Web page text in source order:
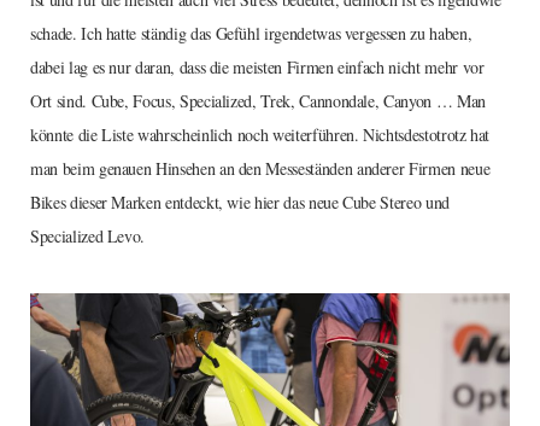
schade. Ich hatte ständig das Gefühl irgendetwas vergessen zu haben,
dabei lag es nur daran, dass die meisten Firmen einfach nicht mehr vor
Ort sind. Cube, Focus, Specialized, Trek, Cannondale, Canyon … Man
könnte die Liste wahrscheinlich noch weiterführen. Nichtsdestotrotz hat
man beim genauen Hinsehen an den Messeständen anderer Firmen neue
Bikes dieser Marken entdeckt, wie hier das neue Cube Stereo und
Specialized Levo.